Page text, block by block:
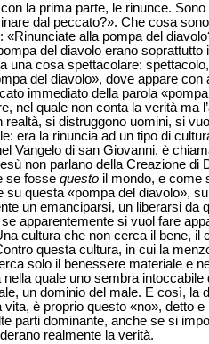
la prima parte, le rinunce.
dal peccato?». Che cosa
«Rinunciate alla pompa del
del diavolo erano
una cosa spettacolare:
del diavolo», dove appare
immediato della parola
nel quale non conta la verità ma
realtà, si distruggono uomini, si
era la rinuncia ad un tipo di
Vangelo di san Giovanni, è
non parlano della Creazione di
se fosse questo il mondo, e come
su questa «pompa del diavolo»,
un emanciparsi, un liberarsi da
apparentemente si vuol fare
cultura che non cerca il bene,
questa cultura, in cui la
solo il benessere materiale e
nella quale uno sembra
un dominio del male. E così, la
vita, è proprio questo «no», detto
parti dominante, anche se si
realmente la verità.